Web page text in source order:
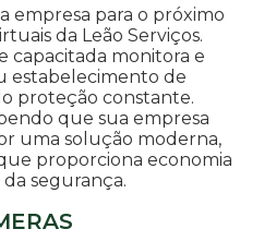
empresa para o próximo
da Leão Serviços.
capacitada monitora e
estabelecimento de
proteção constante.
que sua empresa
uma solução moderna,
proporciona economia
segurança.